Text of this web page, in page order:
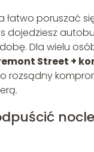
łatwo poruszać
dojedziesz
Dla wielu
Street +
rozsądny